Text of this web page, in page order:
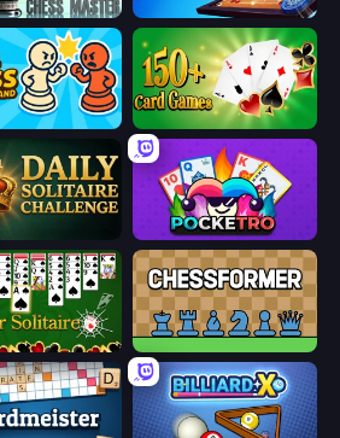
Carrom Stars.io
4x4 Chess: Last Man Stand
Pocketro
Chessformer